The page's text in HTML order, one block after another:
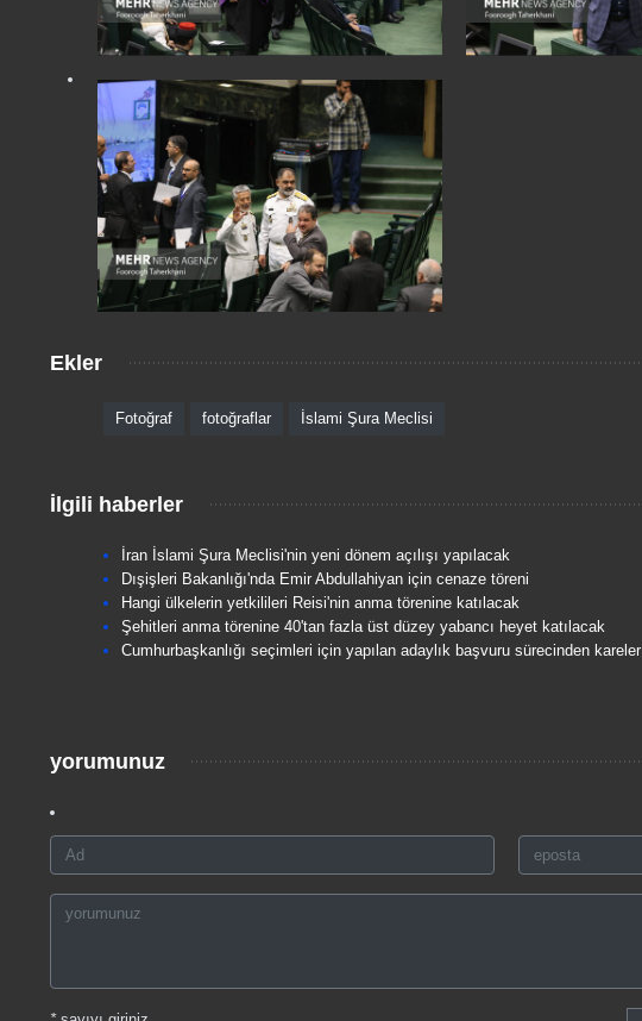
Ekler
Fotoğraf fotoğraflar İslami Şura Meclisi
İlgili haberler
İran İslami Şura Meclisi'nin yeni dönem açılışı yapılacak
Dışişleri Bakanlığı'nda Emir Abdullahiyan için cenaze töreni
Hangi ülkelerin yetkilileri Reisi'nin anma törenine katılacak
Şehitleri anma törenine 40'tan fazla üst düzey yabancı heyet katılacak
Cumhurbaşkanlığı seçimleri için yapılan adaylık başvuru sürecinden kareler
yorumunuz